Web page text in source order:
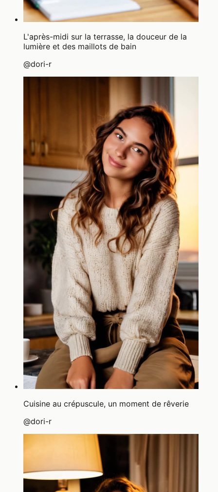
L'après-midi sur la terrasse, la douceur de la
lumière et des maillots de bain
@dori-r
Cuisine au crépuscule, un moment de rêverie
@dori-r